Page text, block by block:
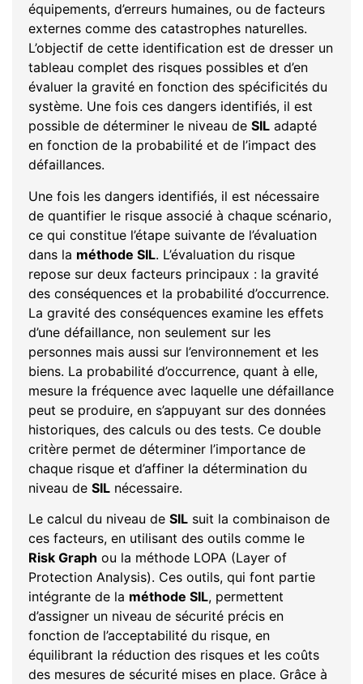
équipements, d’erreurs humaines, ou de facteurs
externes comme des catastrophes naturelles.
L’objectif de cette identification est de dresser un
tableau complet des risques possibles et d’en
évaluer la gravité en fonction des spécificités du
système. Une fois ces dangers identifiés, il est
possible de déterminer le niveau de SIL adapté
en fonction de la probabilité et de l’impact des
défaillances.
Une fois les dangers identifiés, il est nécessaire
de quantifier le risque associé à chaque scénario,
ce qui constitue l’étape suivante de l’évaluation
dans la méthode SIL. L’évaluation du risque
repose sur deux facteurs principaux : la gravité
des conséquences et la probabilité d’occurrence.
La gravité des conséquences examine les effets
d’une défaillance, non seulement sur les
personnes mais aussi sur l’environnement et les
biens. La probabilité d’occurrence, quant à elle,
mesure la fréquence avec laquelle une défaillance
peut se produire, en s’appuyant sur des données
historiques, des calculs ou des tests. Ce double
critère permet de déterminer l’importance de
chaque risque et d’affiner la détermination du
niveau de SIL nécessaire.
Le calcul du niveau de SIL suit la combinaison de
ces facteurs, en utilisant des outils comme le
Risk Graph ou la méthode LOPA (Layer of
Protection Analysis). Ces outils, qui font partie
intégrante de la méthode SIL, permettent
d’assigner un niveau de sécurité précis en
fonction de l’acceptabilité du risque, en
équilibrant la réduction des risques et les coûts
des mesures de sécurité mises en place. Grâce à